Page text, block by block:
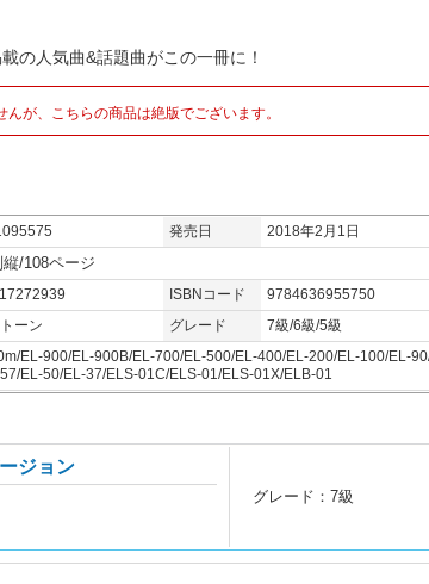
の人気曲&話題曲がこの一冊に！
が、こちらの商品は絶版でございます。
発売日
2018年2月1日
/108ページ
ISBNコード
9784636955750
ーン グレード 7級/6級/5級
EL-900/EL-900B/EL-700/EL-500/EL-400/EL-200/EL-100/EL-
EL-50/EL-37/ELS-01C/ELS-01/ELS-01X/ELB-01
ジョン
グレード：7級